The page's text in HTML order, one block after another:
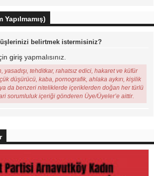
Yapılmamış)
belirtmek istermisiniz?
giriş yapmalısınız.
yasadışı, tehditkar, rahatsız edici, hakaret ve küfür
düşürücü, kaba, pornografik, ahlaka aykırı, kişilik
da benzeri niteliklerde içeriklerden doğan her türlü
sorumluluk içeriği gönderen Üye/Üyeler’e aittir.